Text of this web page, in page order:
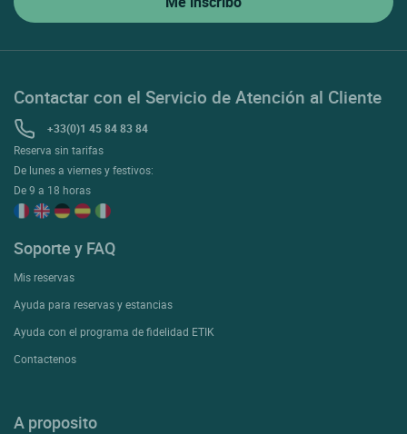
Contactar con el Servicio de Atención al Cliente
+33(0)1 45 84 83 84
Reserva sin tarifas
De lunes a viernes y festivos:
De 9 a 18 horas
Soporte y FAQ
Mis reservas
Ayuda para reservas y estancias
Ayuda con el programa de fidelidad ETIK
Contactenos
A proposito